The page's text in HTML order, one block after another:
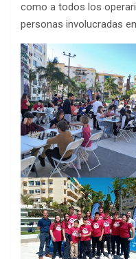
como a todos los
personas involucradas